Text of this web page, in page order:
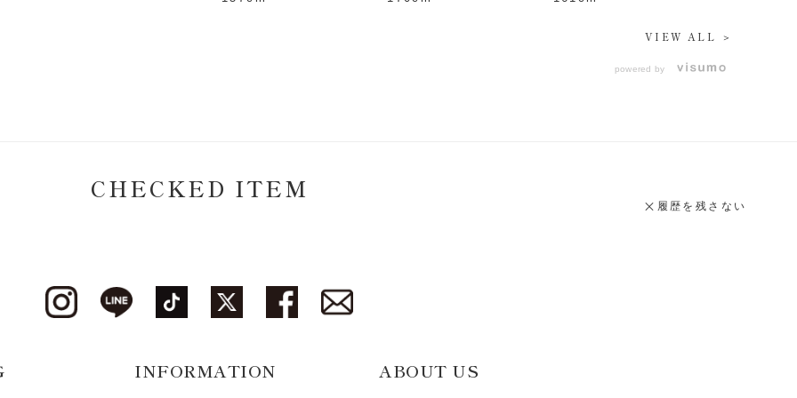
powered by
VIEW ALL ＞
CHECKED ITEM
履歴を残さない
INFORMATION ABOUT US